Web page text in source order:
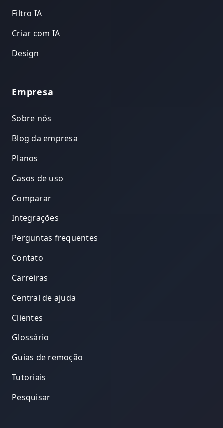
Filtro IA
Criar com IA
Design
Empresa
Sobre nós
Blog da empresa
Planos
Casos de uso
Comparar
Integrações
Perguntas frequentes
Contato
Carreiras
Central de ajuda
Clientes
Glossário
Guias de remoção
Tutoriais
Pesquisar